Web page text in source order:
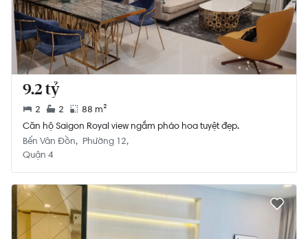
9.2 tỷ
2 2
88 m²
Căn hộ Saigon Royal view ngắm pháo hoa tuyệt đẹp.
Bến Vân Đồn
Phường 12
Quận 4